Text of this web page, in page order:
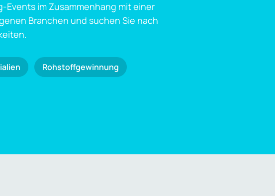
Events im Zusammenhang mit einer
Branchen und suchen Sie nach
Rohstoffgewinnung